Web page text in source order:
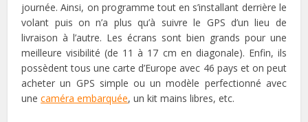
journée. Ainsi, on programme tout en s’installant derrière le
volant puis on n’a plus qu’à suivre le GPS d’un lieu de
livraison à l’autre. Les écrans sont bien grands pour une
meilleure visibilité (de 11 à 17 cm en diagonale). Enfin, ils
possèdent tous une carte d’Europe avec 46 pays et on peut
acheter un GPS simple ou un modèle perfectionné avec
unecaméra embarquée, un kit mains libres, etc.